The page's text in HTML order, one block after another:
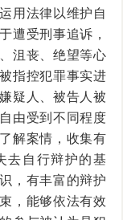
用法律以维护自
遭受刑事追诉，
沮丧、绝望等心
指控犯罪事实进
疑人、被告人被
由受到不同程度
解案情，收集有
去自行辩护的基
，有丰富的辩护
，能够依法有效